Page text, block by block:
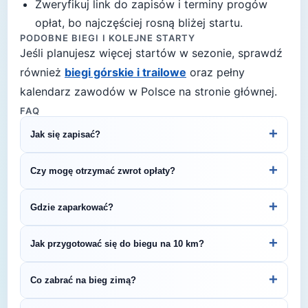
Zweryfikuj link do zapisów i terminy progów
opłat, bo najczęściej rosną bliżej startu.
PODOBNE BIEGI I KOLEJNE STARTY
Jeśli planujesz więcej startów w sezonie, sprawdź
również biegi górskie i trailowe oraz pełny
kalendarz zawodów w Polsce na stronie głównej.
FAQ
Jak się zapisać? +
przejść do strony organizatora z formularzem
rejestracyjnym.
Czy mogę otrzymać zwrot opłaty? +
regulamin biegu lub skontaktuj się z
organizatorem.
Gdzie zaparkować? +
— szczegóły znajdziesz w opisie biegu lub na
stronie organizatora.
Jak przygotować się do biegu na 10 km? +
bezpiecznie przygotować się do startu. Zaplanuj
3–4 treningi tygodniowo i zadbaj o co najmniej
Co zabrać na bieg zimą? +